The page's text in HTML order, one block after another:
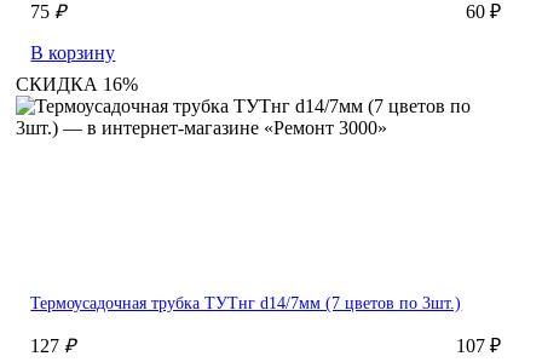
75₽
60 ₽
В корзину
СКИДКА 16%
Термоусадочная трубка ТУТнг d14/7мм (7 цветов по 3шт.)
127₽
107 ₽